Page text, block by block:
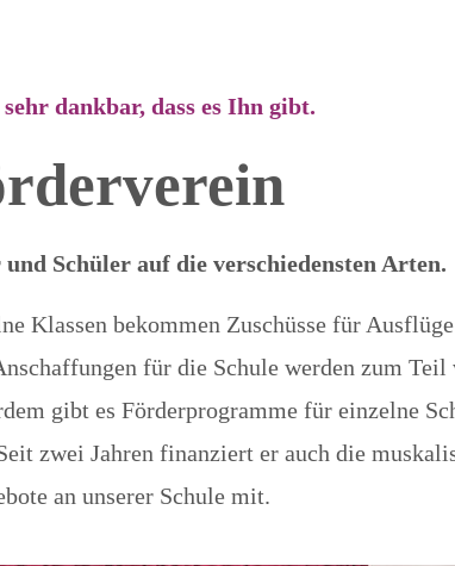
dankbar, dass es Ihn gibt.
Schüler auf die verschiedensten Arten.
Klassen bekommen Zuschüsse für
für die Schule werden zum Teil
gibt es Förderprogramme für einzelne
zwei Jahren finanziert er auch die
an unserer Schule mit.